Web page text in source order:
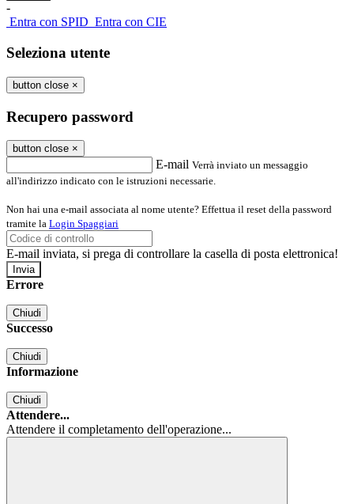
-
Entra con SPID Entra con CIE
Seleziona utente
button close ×
Recupero password
button close ×
E-mail Verrà inviato un messaggio
all'indirizzo indicato con le istruzioni necessarie.
Non hai una e-mail associata al nome utente? Effettua il reset della password
tramite la Login Spaggiari
E-mail inviata, si prega di controllare la casella di posta elettronica!
Errore
Chiudi
Successo
Chiudi
Informazione
Chiudi
Attendere...
Attendere il completamento dell'operazione...